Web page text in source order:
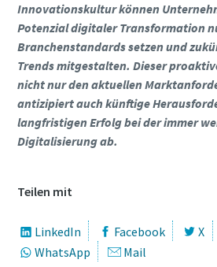
Innovationskultur können
Potenzial digitaler Transformation
Branchenstandards setzen und
Trends mitgestalten. Dieser
nicht nur den aktuellen
antizipiert auch künftige
langfristigen Erfolg bei der immer
Digitalisierung ab.
Teilen mit
LinkedIn Facebook X
WhatsApp
Mail